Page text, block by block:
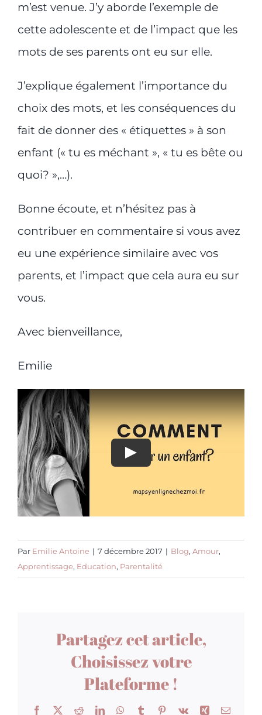
m’est venue. J’y aborde l’exemple de
cette adolescente et de l’impact que les
mots de ses parents ont eu sur elle.
J’explique également l’importance du
choix des mots, et les conséquences du
fait de donner des « étiquettes » à son
enfant (« tu es méchant », « tu es bête ou
quoi? »,…).
Bonne écoute, et n’hésitez pas à
contribuer en commentaire si vous avez
eu une expérience similaire avec vos
parents, et l’impact que cela aura eu sur
vous.
Avec bienveillance,
Emilie
Par Emilie Antoine | 7 décembre 2017 | Blog, Amour,
Apprentissage, Education, Parentalité
Partagez cet article,
Choisissez votre
Plateforme !
Facebook
X RedditLinkedInWhatsApp
TumblrPinterest
Vk Xing Email